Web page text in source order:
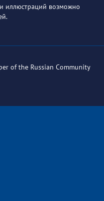
иллюстраций возможно
of the Russian Community